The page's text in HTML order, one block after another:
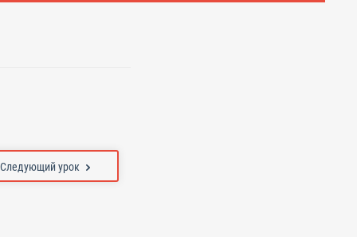
Следующий урок